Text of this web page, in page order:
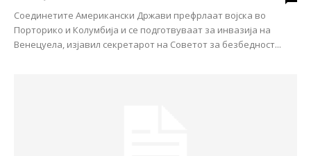
Соединетите Американски Држави префрлаат војска во
Порторико и Колумбија и се подготвуваат за инвазија на
Венецуела, изјавил секретарот на Советот за безбедност...